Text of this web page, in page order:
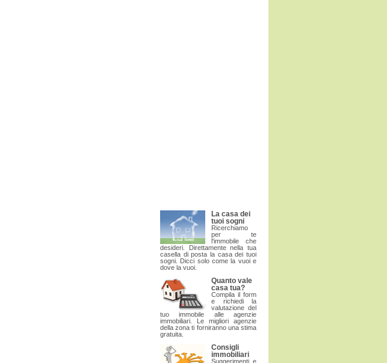
La casa dei
tuoi sogni
Ricerchiamo
per te
l'immobile che
desideri. Direttamente nella tua
casella di posta la casa dei tuoi
sogni. Dicci solo come la vuoi e
dove la vuoi.
Quanto vale
casa tua?
Compila il form
e richiedi la
valutazione del
tuo immobile alle agenzie
immobiliari. Le migliori agenzie
della zona ti forniranno una stima
gratuita.
Consigli
immobiliari
Suggerimenti e